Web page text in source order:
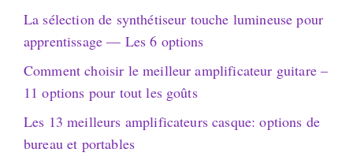
La sélection de synthétiseur touche lumineuse pour
apprentissage — Les 6 options
Comment choisir le meilleur amplificateur guitare –
11 options pour tout les goûts
Les 13 meilleurs amplificateurs casque: options de
bureau et portables